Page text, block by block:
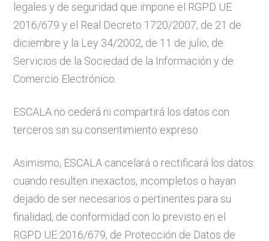
legales y de seguridad que impone el RGPD UE
2016/679 y el Real Decreto 1720/2007, de 21 de
diciembre y la Ley 34/2002, de 11 de julio, de
Servicios de la Sociedad de la Información y de
Comercio Electrónico.
ESCALA no cederá ni compartirá los datos con
terceros sin su consentimiento expreso.
Asimismo, ESCALA cancelará o rectificará los datos
cuando resulten inexactos, incompletos o hayan
dejado de ser necesarios o pertinentes para su
finalidad, de conformidad con lo previsto en el
RGPD UE 2016/679, de Protección de Datos de